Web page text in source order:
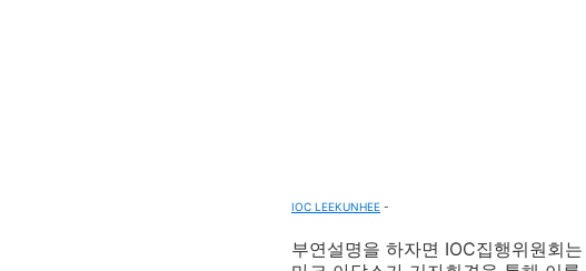
IOC LEEKUNHEE -
부연설명을 하자면 IOC집행위원회